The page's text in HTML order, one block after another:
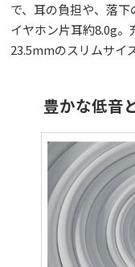
で、耳の負担や、落下
イヤホン片耳約8.0g
23.5mmのスリムサイ
豊かな低音